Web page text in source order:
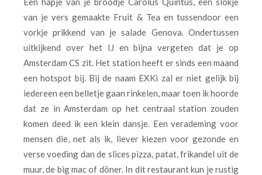
van je vers gemaakte Fruit & Tea en tussendoor een
vorkje prikkend van je salade Genova. Ondertussen
uitkijkend over het IJ en bijna vergeten dat je op
Amsterdam CS zit. Het station heeft er sinds een maand
een hotspot bij. Bij de naam EXKi zal er niet gelijk bij
iedereen een belletje gaan rinkelen, maar toen ik hoorde
dat ze in Amsterdam op het centraal station zouden
komen deed ik een klein dansje. Een verademing voor
mensen die, net als ik, liever kiezen voor gezonde en
verse voeding dan de slices pizza, patat, frikandel uit de
muur, de big mac of döner. In dit restaurant kun je rustig